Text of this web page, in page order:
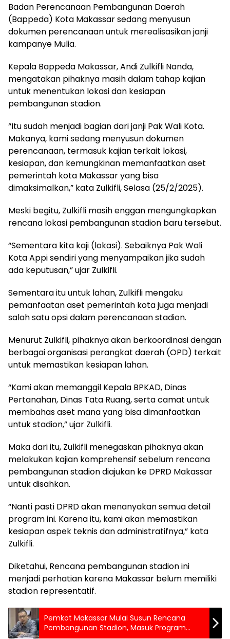
Badan Perencanaan Pembangunan Daerah
(Bappeda) Kota Makassar sedang menyusun
dokumen perencanaan untuk merealisasikan janji
kampanye Mulia.
Kepala Bappeda Makassar, Andi Zulkifli Nanda,
mengatakan pihaknya masih dalam tahap kajian
untuk menentukan lokasi dan kesiapan
pembangunan stadion.
“Itu sudah menjadi bagian dari janji Pak Wali Kota.
Makanya, kami sedang menyusun dokumen
perencanaan, termasuk kajian terkait lokasi,
kesiapan, dan kemungkinan memanfaatkan aset
pemerintah kota Makassar yang bisa
dimaksimalkan,” kata Zulkifli, Selasa (25/2/2025).
Meski begitu, Zulkifli masih enggan mengungkapkan
rencana lokasi pembangunan stadion baru tersebut.
“Sementara kita kaji (lokasi). Sebaiknya Pak Wali
Kota Appi sendiri yang menyampaikan jika sudah
ada keputusan,” ujar Zulkifli.
Sementara itu untuk lahan, Zulkifli mengaku
pemanfaatan aset pemerintah kota juga menjadi
salah satu opsi dalam perencanaan stadion.
Menurut Zulkifli, pihaknya akan berkoordinasi dengan
berbagai organisasi perangkat daerah (OPD) terkait
untuk memastikan kesiapan lahan.
“Kami akan memanggil Kepala BPKAD, Dinas
Pertanahan, Dinas Tata Ruang, serta camat untuk
membahas aset mana yang bisa dimanfaatkan
untuk stadion,” ujar Zulkifli.
Maka dari itu, Zulkifli menegaskan pihaknya akan
melakukan kajian komprehensif sebelum rencana
pembangunan stadion diajukan ke DPRD Makassar
untuk disahkan.
“Nanti pasti DPRD akan menanyakan semua detail
program ini. Karena itu, kami akan memastikan
kesiapan aspek teknis dan administratifnya,” kata
Zulkifli.
Diketahui, Rencana pembangunan stadion ini
menjadi perhatian karena Makassar belum memiliki
stadion representatif.
Pemkot Makassar Mulai Susun Rencana
Pembangunan Stadion, Masuk Program